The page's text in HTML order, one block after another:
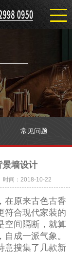
常见问题
景墙设计
时间：2018-10-22
在原来古色古香
符合现代家装的
空间隔断，就算
成一派气象。
意搜集了几款新